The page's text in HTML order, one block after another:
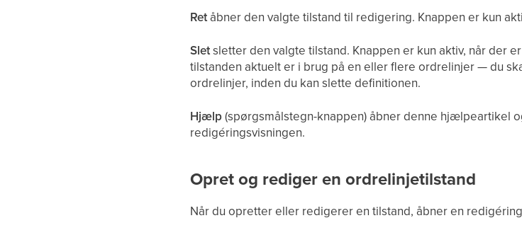
Retåbner den valgte tilstand til redigering. Knappen er kun
Sletsletter den valgte tilstand. Knappen er kun aktiv, når der
tilstanden aktuelt er i brug på en eller flere ordrelinjer — du
ordrelinjer, inden du kan slette definitionen.
Hjælp(spørgsmålstegn-knappen) åbner denne hjælpeartikel
redigéringsvisningen.
Opret og rediger en ordrelinjetilstand
Når du opretter eller redigerer en tilstand, åbner en